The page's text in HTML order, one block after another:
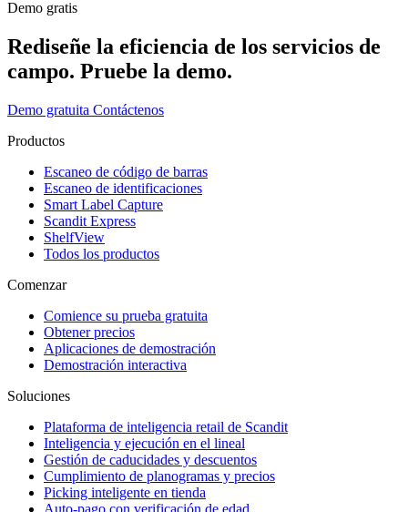
Demo gratis
Rediseñe la eficiencia de los servicios de
campo. Pruebe la demo.
Demo gratuita Contáctenos
Productos
Escaneo de código de barras
Escaneo de identificaciones
Smart Label Capture
Scandit Express
ShelfView
Todos los productos
Comenzar
Comience su prueba gratuita
Obtener precios
Aplicaciones de demostración
Demostración interactiva
Soluciones
Plataforma de inteligencia retail de Scandit
Inteligencia y ejecución en el lineal
Gestión de caducidades y descuentos
Cumplimiento de planogramas y precios
Picking inteligente en tienda
Auto-pago con verificación de edad